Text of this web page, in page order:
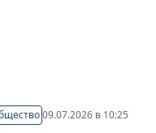
09.07.2026 в 10:25